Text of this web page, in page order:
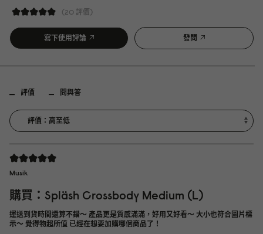
20 評價
寫下使用評論 發問
評價 問與答
Musik
購買：Spläsh Crossbody Medium (L)
運送到貨時間還算不錯～ 產品更是質感滿滿，好用又好看～ 大小也符合圖片標
示～ 覺得物超所值 已經在想要加購哪個商品了！